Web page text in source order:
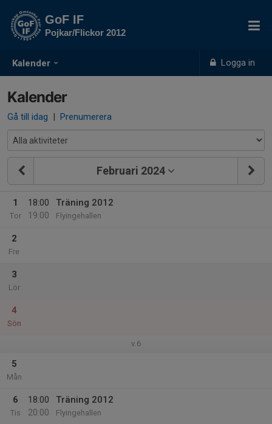
Kalender Logga in
GoF IF
Pojkar/Flickor 2012
Kalender
Gå till idag | Prenumerera
Februari 2024
1
Tor
18:00
19:00
Träning 2012
Flyingehallen
2
Fre
3
Lör
4
Sön
v.6
5
Mån
6
Tis
18:00
20:00
Träning 2012
Flyingehallen